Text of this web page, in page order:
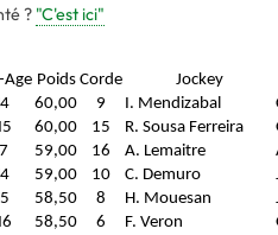
? "C'est ici"
Age Poids Corde
Jockey
60,00 9 I. Mendizabal
60,00 15 R. Sousa Ferreira
59,00 16 A. Lemaitre
59,00 10 C. Demuro
58,50 8 H. Mouesan
58,50 6 F. Veron